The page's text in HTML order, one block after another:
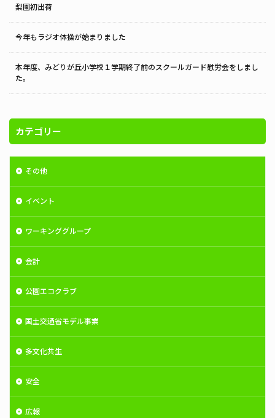
梨園初出荷
今年もラジオ体操が始まりました
本年度、みどりが丘小学校１学期終了前のスクールガード慰労会をしまし
た。
カテゴリー
その他
イベント
ワーキンググループ
会計
公園エコクラブ
国土交通省モデル事業
多文化共生
安全
広報